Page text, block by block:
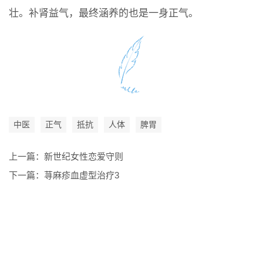
壮。补肾益气，最终涵养的也是一身正气。
中医 正气 抵抗 人体 脾胃
上一篇： 新世纪女性恋爱守则
下一篇： 荨麻疹血虚型治疗3